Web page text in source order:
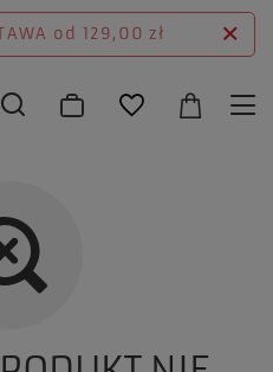
od 129,00 zł